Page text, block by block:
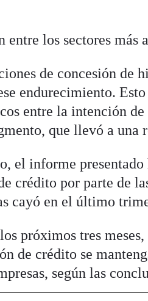
entre los sectores más
de concesión de
endurecimiento.
entre la intención
que llevó a una
el informe
crédito por parte de
cayó en el último
próximos tres
de crédito se
según las